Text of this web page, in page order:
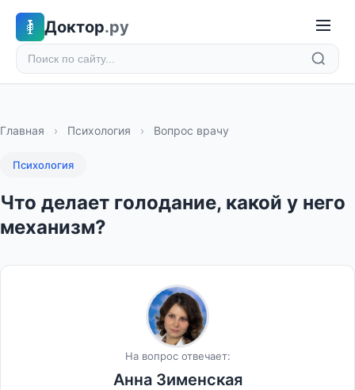
Доктор.ру
Главная › Психология › Вопрос врачу
Психология
Что делает голодание, какой у него
механизм?
На вопрос отвечает:
Анна Зименская